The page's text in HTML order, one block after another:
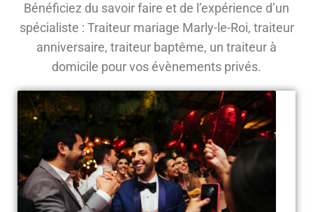
Bénéficiez du savoir faire et de l’expérience d’un
spécialiste : Traiteur mariage Marly-le-Roi, traiteur
anniversaire, traiteur baptême, un traiteur à
domicile pour vos évènements privés.